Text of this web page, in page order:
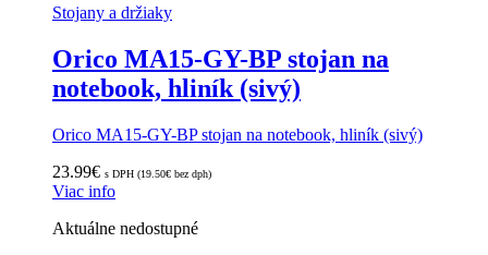
Stojany a držiaky
Orico MA15-GY-BP stojan na
notebook, hliník (sivý)
Orico MA15-GY-BP stojan na notebook, hliník (sivý)
23.99€ s DPH (19.50€ bez dph)
Viac info
Aktuálne nedostupné